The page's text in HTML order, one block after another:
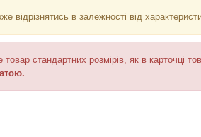
відрізнятись в залежності від
товар стандартних розмірів, як в карточці